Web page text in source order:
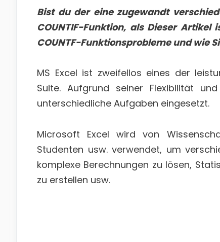
Bist du der eine zugewandt
COUNTIF-Funktion, als Dieser
COUNTF-Funktionsprobleme und wie
MS Excel ist zweifellos eines der
Suite. Aufgrund seiner Flexibilität
unterschiedliche Aufgaben eingesetzt.
Microsoft Excel wird von
Studenten usw. verwendet, um
komplexe Berechnungen zu lösen,
zu erstellen usw.